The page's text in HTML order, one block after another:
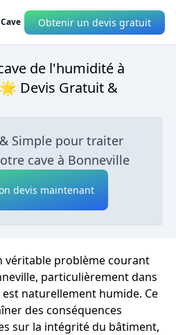
Obtenir un devis gratuit
de l'humidité à
Devis Gratuit &
Simple pour traiter
cave à Bonneville
devis maintenant
véritable problème courant
particulièrement dans
naturellement humide. Ce
des conséquences
sur la intégrité du bâtiment,